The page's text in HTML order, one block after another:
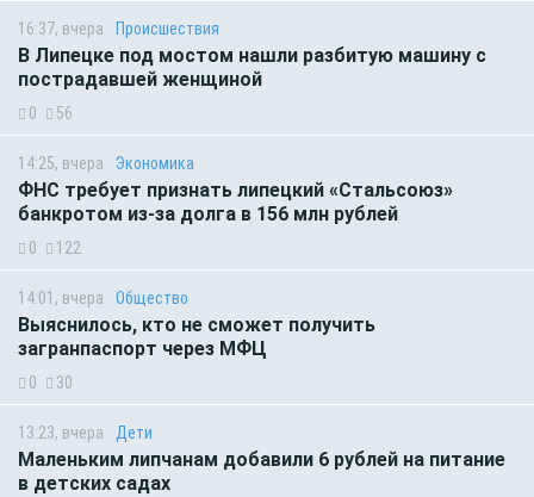
16:37, вчера Происшествия
В Липецке под мостом нашли разбитую машину с
пострадавшей женщиной
0 56
14:25, вчера Экономика
ФНС требует признать липецкий «Стальсоюз»
банкротом из-за долга в 156 млн рублей
0 122
14:01, вчера Общество
Выяснилось, кто не сможет получить
загранпаспорт через МФЦ
0 30
13:23, вчера Дети
Маленьким липчанам добавили 6 рублей на питание
в детских садах